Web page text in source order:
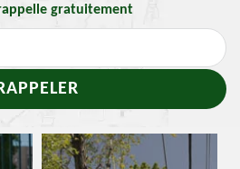
gratuitement